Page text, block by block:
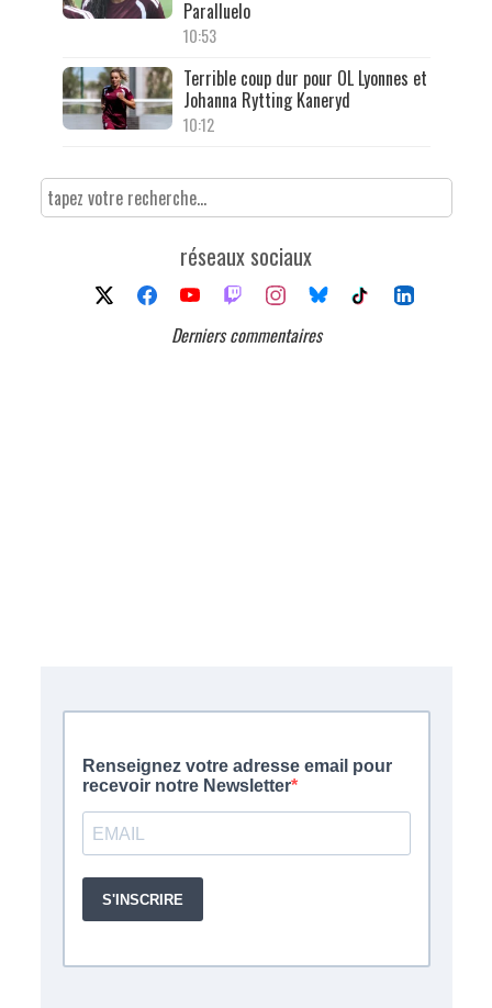
Paralluelo
10:53
Terrible coup dur pour OL Lyonnes et
Johanna Rytting Kaneryd
10:12
réseaux sociaux
Derniers commentaires